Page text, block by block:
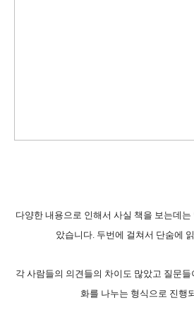
다양한 내용으로 인해서 사실 책을 보는데
았습니다. 두번에 걸쳐서 단숨에
각 사람들의 의견들의 차이도 많았고 질문
화를 나누는 형식으로 진행